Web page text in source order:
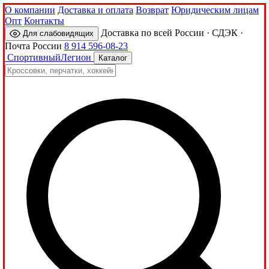
О компании Доставка и оплата Возврат Юридическим лицам
Опт Контакты
Для слабовидящих
Доставка по всей России · СДЭК ·
Почта России 8 914 596-08-23
СпортивныйЛегион Каталог